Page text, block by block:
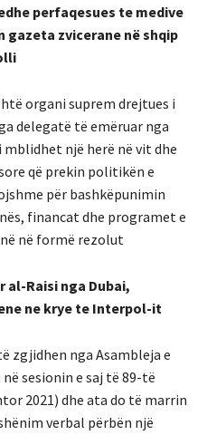
perfaqesues te medive
zvicerane në shqip
organi suprem drejtues i
delegatë të emëruar nga
mblidhet një herë në vit dhe
që prekin politikën e
për bashkëpunimin
financat dhe programet e
në formë rezolut
al-Raisi nga Dubai,
ne krye te Interpol-it
zgjidhen nga Asambleja e
sesionin e saj të 89-të
2021) dhe ata do të marrin
verbal përbën një